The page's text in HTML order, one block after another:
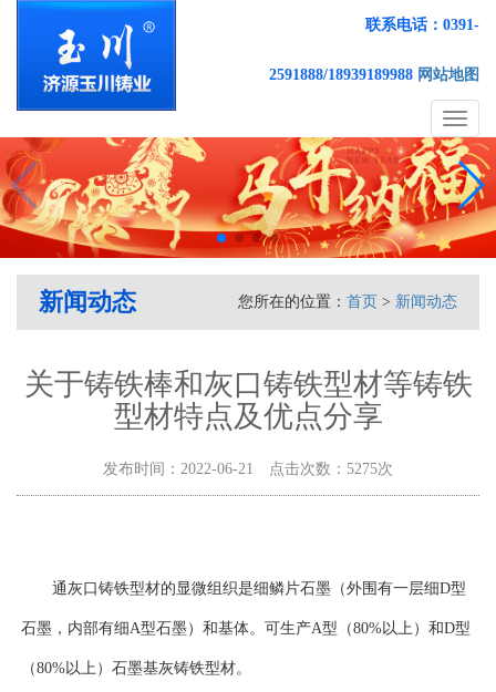
联系电话：0391-
2591888/18939189988 网站地图
Toggle
新闻动态 您所在的位置： 首页 > 新闻动态
关于铸铁棒和灰口铸铁型材等铸铁
型材特点及优点分享
发布时间：2022-06-21 点击次数：5275次
通灰口铸铁型材的显微组织是细鳞片石墨（外围有一层细D型
石墨，内部有细A型石墨）和基体。可生产A型（80%以上）和D型
（80%以上）石墨基灰铸铁型材。